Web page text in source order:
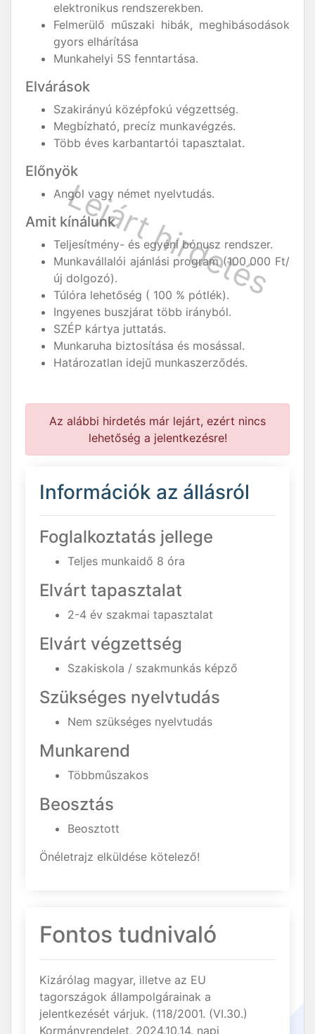
elektronikus rendszerekben.
Felmerülő műszaki hibák, meghibásodások
gyors elhárítása
Munkahelyi 5S fenntartása.
Elvárások
Szakirányú középfokú végzettség.
Megbízható, precíz munkavégzés.
Több éves karbantartói tapasztalat.
Előnyök
Angol vagy német nyelvtudás.
Amit kínálunk
Teljesítmény- és egyéni bónusz rendszer.
Munkavállalói ajánlási program (100 000 Ft/
új dolgozó).
Túlóra lehetőség ( 100 % pótlék).
Ingyenes buszjárat több irányból.
SZÉP kártya juttatás.
Munkaruha biztosítása és mosással.
Határozatlan idejű munkaszerződés.
Az alábbi hirdetés már lejárt, ezért nincs
lehetőség a jelentkezésre!
Információk az állásról
Foglalkoztatás jellege
Teljes munkaidő 8 óra
Elvárt tapasztalat
2-4 év szakmai tapasztalat
Elvárt végzettség
Szakiskola / szakmunkás képző
Szükséges nyelvtudás
Nem szükséges nyelvtudás
Munkarend
Többműszakos
Beosztás
Beosztott
Önéletrajz elküldése kötelező!
Fontos tudnivaló
Kizárólag magyar, illetve az EU
tagországok állampolgárainak a
jelentkezését várjuk. (118/2001. (VI.30.)
Kormányrendelet, 2024.10.14. napi